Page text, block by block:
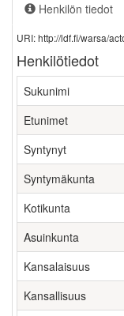
Henkilön tiedot
URI: http://ldf.fi/warsa/
Henkilötiedot
Sukunimi
Etunimet
Syntynyt
Syntymäkunta
Kotikunta
Asuinkunta
Kansalaisuus
Kansallisuus